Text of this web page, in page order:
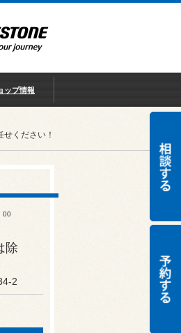
ップ情報
ください！
00
除
2